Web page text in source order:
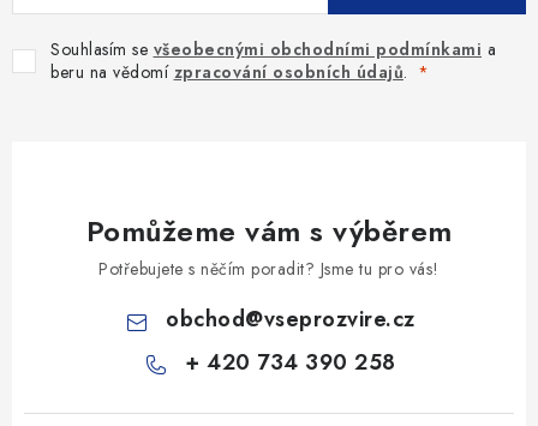
Souhlasím se všeobecnými obchodními podmínkami a
beru na vědomí zpracování osobních údajů.
Pomůžeme vám s výběrem
Potřebujete s něčím poradit? Jsme tu pro vás!
obchod@vseprozvire.cz
+ 420 734 390 258